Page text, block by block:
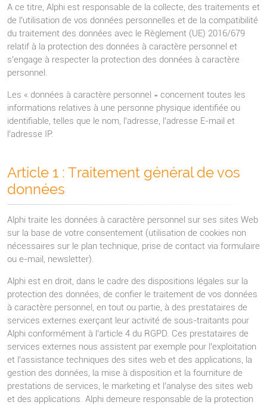
A ce titre, Alphi est responsable de la collecte, des traitements et
de l’utilisation de vos données personnelles et de la compatibilité
du traitement des données avec le Règlement (UE) 2016/679
relatif à la protection des données à caractère personnel et
s’engage à respecter la protection des données à caractère
personnel.
Les « données à caractère personnel » concernent toutes les
informations relatives à une personne physique identifiée ou
identifiable, telles que le nom, l’adresse, l’adresse E-mail et
l’adresse IP.
Article 1 : Traitement général de vos
données
Alphi traite les données à caractère personnel sur ses sites Web
sur la base de votre consentement (utilisation de cookies non
nécessaires sur le plan technique, prise de contact via formulaire
ou e-mail, newsletter).
Alphi est en droit, dans le cadre des dispositions légales sur la
protection des données, de confier le traitement de vos données
à caractère personnel, en tout ou partie, à des prestataires de
services externes exerçant leur activité de sous-traitants pour
Alphi conformément à l’article 4 du RGPD. Ces prestataires de
services externes nous assistent par exemple pour l’exploitation
et l’assistance techniques des sites web et des applications, la
gestion des données, la mise à disposition et la fourniture de
prestations de services, le marketing et l’analyse des sites web
et des applications. Alphi demeure responsable de la protection